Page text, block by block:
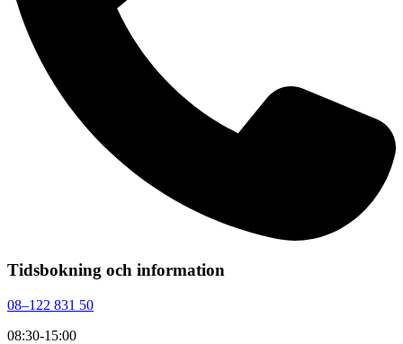
Tidsbokning och information
08–122 831 50
08:30-15:00